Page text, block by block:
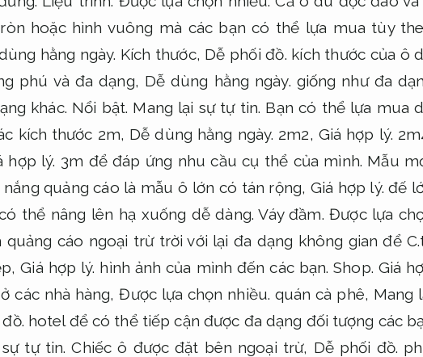
hoặc hình vuông mà các bạn có thể lựa mua tùy
hằng ngày. Kích thước, Dễ phối đồ. kích thước của ô
phú và đa dạng, Dễ dùng hằng ngày. giống như đa
khác. Nổi bật. Mang lại sự tự tin. Bạn có thể lựa mua
kích thước 2m, Dễ dùng hằng ngày. 2m2, Giá hợp lý.
hợp lý. 3m để đáp ứng nhu cầu cụ thể của mình. Mẫu
quảng cáo là mẫu ô lớn có tán rộng, Giá hợp lý. đế
thể nâng lên hạ xuống dễ dàng.Váy đầm. Được lựa
cáo ngoại trừ trời với lại đa dạng không gian để
Giá hợp lý. hình ảnh của mình đến các bạn.Shop. Giá
các nhà hàng,Được lựa chọn nhiều. quán cà phê, Mang
hotel để có thể tiếp cận được đa dạng đối tượng các
tự tin. Chiếc ô được đặt bên ngoại trừ, Dễ phối đồ.